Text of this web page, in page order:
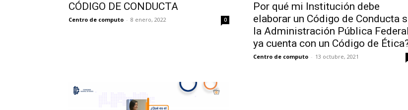
CÓDIGO DE CONDUCTA
Centro de computo - 8 enero, 2022 0
Por qué mi Institución debe
elaborar un Código de Conducta
la Administración Pública Federal
ya cuenta con un Código de
Centro de computo - 13 octubre, 2021